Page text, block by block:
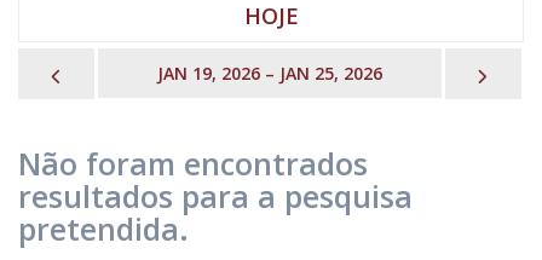
HOJE
PREVIOUSJAN 19, 2026 – JAN 25, 2026
Não foram encontrados
resultados para a pesquisa
pretendida.